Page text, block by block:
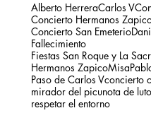
Alberto HerreraCarlos V
Concierto Hermanos
Concierto San Emeterio
Fallecimiento
Fiestas San Roque y La
Hermanos ZapicoMisa
Paso de Carlos Vconcierto
mirador del picunota de luto
respetar el entorno